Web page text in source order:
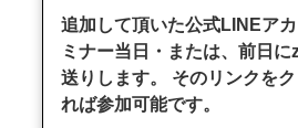
追加して頂いた公式LINEア
ミナー当日・または、前日
送りします。 そのリンクを
れば参加可能です。